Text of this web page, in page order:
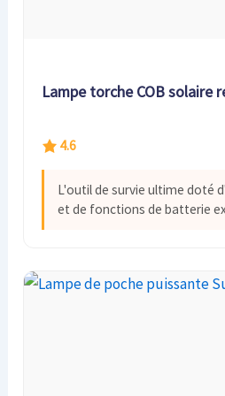
Lampe torche COB solaire
4.6
L'outil de survie ultime doté
et de fonctions de batterie